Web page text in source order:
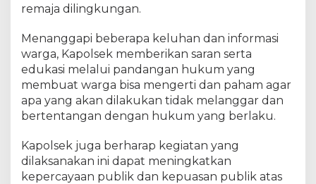
remaja dilingkungan.
Menanggapi beberapa keluhan dan informasi
warga, Kapolsek memberikan saran serta
edukasi melalui pandangan hukum yang
membuat warga bisa mengerti dan paham agar
apa yang akan dilakukan tidak melanggar dan
bertentangan dengan hukum yang berlaku.
Kapolsek juga berharap kegiatan yang
dilaksanakan ini dapat meningkatkan
kepercayaan publik dan kepuasan publik atas